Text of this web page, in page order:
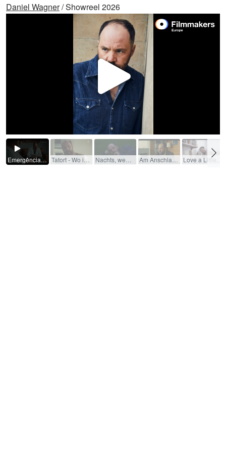
Daniel Wagner/ Showreel 2026
Video
Emergência Radioativa (Miniserie) / 2025 / Rolle: Ovechkin / R: Fernando Coimbra / Netflix Brasil Tatort - Wo ist nur mein Schatz geblieben? (TV-Film (Reihe)) / 2018 / Rolle: Adam Berlov / R: Florian Baxmeyer / RB - Radio Bremen TV [de] Am Anschlag - Die Macht der Kränkung (ZDF) (TV-Serie) / 2020 / Rolle: Bankberater / R: Umut Dag / ORF [at]